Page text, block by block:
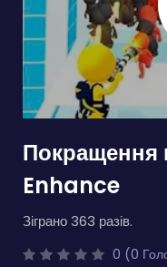
Покращення
Enhance
Зіграно 363 разів.
0 (0